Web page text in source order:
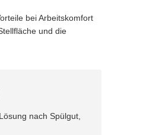
bei Arbeitskomfort
und die
nach Spülgut,